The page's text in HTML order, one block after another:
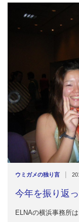
ウミガメの独り言 |
今年を振り返
ELNAの横浜事務所